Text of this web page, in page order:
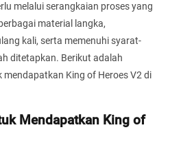
melalui serangkaian proses yang
material langka,
kali, serta memenuhi syarat-
ditetapkan. Berikut adalah
King of Heroes V2 di
Mendapatkan King of